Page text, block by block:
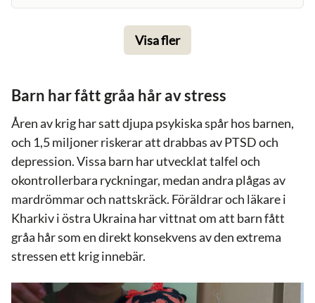
Visa fler
Barn har fått gråa hår av stress
Åren av krig har satt djupa psykiska spår hos barnen,
och 1,5 miljoner riskerar att drabbas av PTSD och
depression. Vissa barn har utvecklat talfel och
okontrollerbara ryckningar, medan andra plågas av
mardrömmar och nattskräck. Föräldrar och läkare i
Kharkiv i östra Ukraina har vittnat om att barn fått
gråa hår som en direkt konsekvens av den extrema
stressen ett krig innebär.